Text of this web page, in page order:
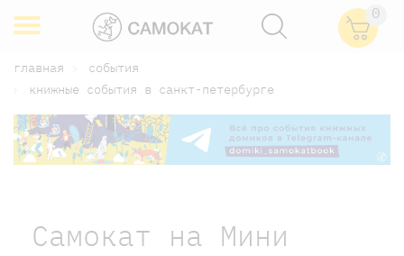
0
главная
события
книжные события в санкт-петербурге
Самокат на Мини